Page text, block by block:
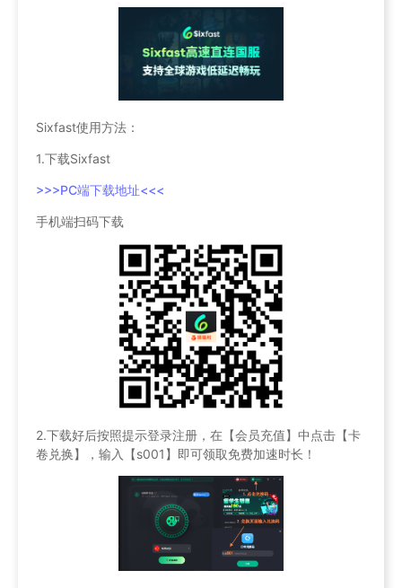
Sixfast使用方法：
1.下载Sixfast
>>>PC端下载地址<<<
手机端扫码下载
2.下载好后按照提示登录注册，在【会员充值】中点击【卡
卷兑换】，输入【s001】即可领取免费加速时长！